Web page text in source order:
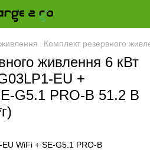
Комплект резервного
живлення 6 кВт
EU +
G5.1 PRO-B 51.2 В
WiFi + SE-G5.1 PRO-B